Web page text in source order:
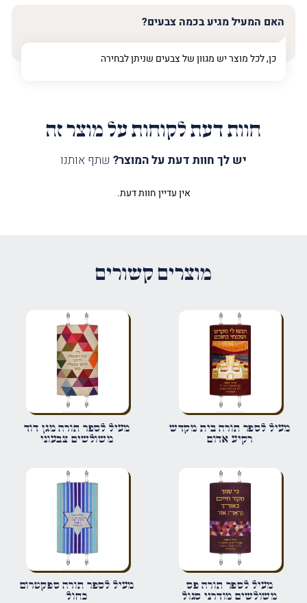
האם המעיל מגיע בכמה צבעים?
כן, לכל מוצר יש מגוון של צבעים שניתן לבחירה
חוות דעת לקוחות על מוצר זה
יש לך חוות דעת על המוצר? שתף אותנו
הביקורת שלך*
שם*
שמור בדפדפן זה את השם, האימייל והאתר שלי לפעם הבאה שאגיב.
אין עדיין חוות דעת.
מוצרים קשורים
מעיל לספר תורה בית מקדש
רקיע אדום
מעיל לספר תורה מגן דוד
משולשים צבעוני
מעיל לספר תורה פס
משולשים מודרני סגול
מעיל לספר תורה ספקטרום
כחול